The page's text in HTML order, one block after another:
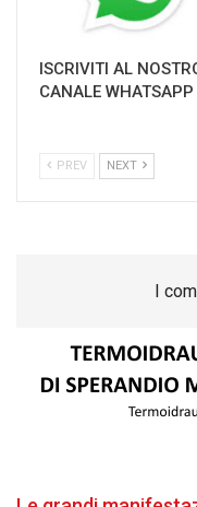
ISCRIVITI AL
CANALE WHATSAPP
PREV NEXT
I